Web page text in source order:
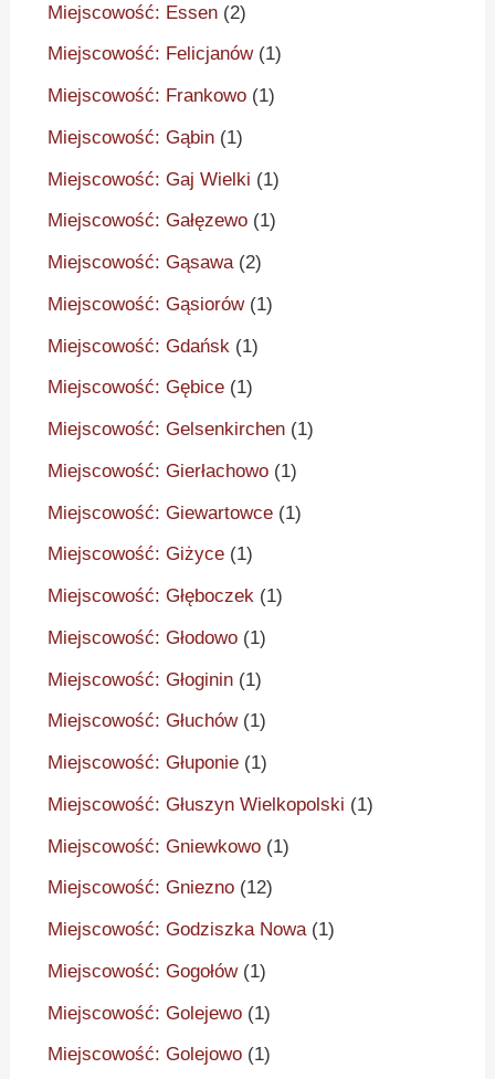
Miejscowość: Essen (2)
Miejscowość: Felicjanów(1)
Miejscowość: Frankowo (1)
Miejscowość: Gąbin (1)
Miejscowość: Gaj Wielki (1)
Miejscowość: Gałęzewo (1)
Miejscowość: Gąsawa(2)
Miejscowość: Gąsiorów(1)
Miejscowość: Gdańsk (1)
Miejscowość: Gębice (1)
Miejscowość: Gelsenkirchen (1)
Miejscowość: Gierłachowo (1)
Miejscowość: Giewartowce (1)
Miejscowość: Giżyce (1)
Miejscowość: Głęboczek (1)
Miejscowość: Głodowo (1)
Miejscowość: Głoginin (1)
Miejscowość: Głuchów(1)
Miejscowość: Głuponie (1)
Miejscowość: Głuszyn Wielkopolski (1)
Miejscowość: Gniewkowo (1)
Miejscowość: Gniezno (12)
Miejscowość: Godziszka Nowa(1)
Miejscowość: Gogołów(1)
Miejscowość: Golejewo (1)
Miejscowość: Golejowo (1)